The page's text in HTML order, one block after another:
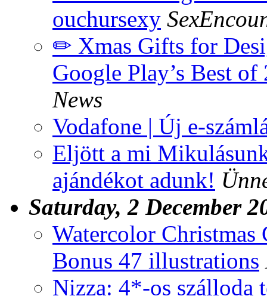
ouchursexy
✏ Xmas Gifts for
Google Play’s Best
News
Vodafone | Új e-
Eljött a mi
ajándékot adunk!
Saturday, 2 December
Watercolor
Bonus 47 illustrations
Nizza: 4*-os szálloda